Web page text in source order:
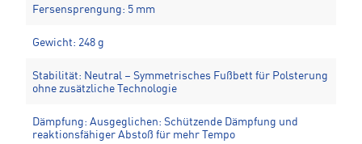
Fersensprengung: 5 mm
Gewicht: 248 g
Stabilität: Neutral – Symmetrisches Fußbett für Polsterung
ohne zusätzliche Technologie
Dämpfung: Ausgeglichen: Schützende Dämpfung und
reaktionsfähiger Abstoß für mehr Tempo